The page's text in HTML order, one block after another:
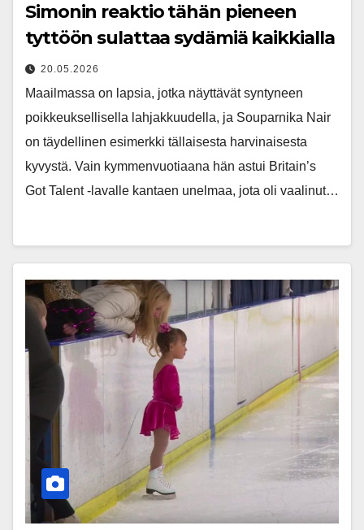
Simonin reaktio tähän pieneen
tyttöön sulattaa sydämiä kaikkialla
20.05.2026
Maailmassa on lapsia, jotka näyttävät syntyneen
poikkeuksellisella lahjakkuudella, ja Souparnika Nair
on täydellinen esimerkki tällaisesta harvinaisesta
kyvystä. Vain kymmenvuotiaana hän astui Britain’s
Got Talent -lavalle kantaen unelmaa, jota oli vaalinut…